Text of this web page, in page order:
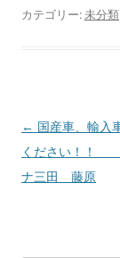
カテゴリー:未分類
投
稿
ナ
← 国産車、輸入
ください！！
ナ三田 藤原